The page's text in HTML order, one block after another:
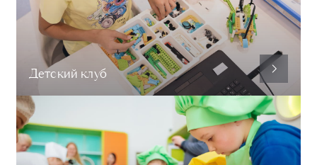
Детский клуб